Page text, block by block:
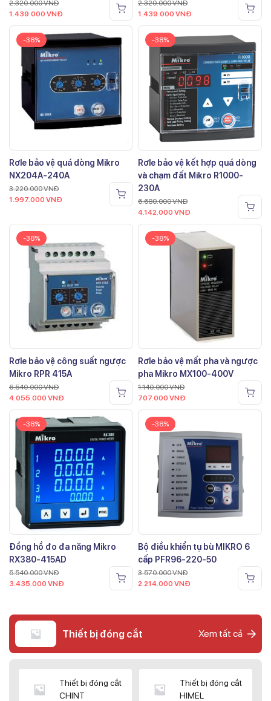
2.320.000VNĐ
1.439.000 VNĐ
2.320.000VNĐ
1.439.000 VNĐ
-38%
Rơle bảo vệ quá dòng Mikro
NX204A-240A
3.220.000VNĐ
1.997.000 VNĐ
-38%
Rơle bảo vệ kết hợp quá dòng
và chạm đất Mikro R1000-
230A
6.680.000VNĐ
4.142.000 VNĐ
-38%
Rơle bảo vệ công suất ngược
Mikro RPR 415A
6.540.000VNĐ
4.055.000 VNĐ
-38%
Rơle bảo vệ mất pha và ngược
pha Mikro MX100-400V
1.140.000VNĐ
707.000 VNĐ
-38%
Đồng hồ đo đa năng Mikro
RX380-415AD
5.540.000VNĐ
3.435.000 VNĐ
-38%
Bộ điều khiển tụ bù MIKRO 6
cấp PFR96-220-50
3.570.000VNĐ
2.214.000 VNĐ
Thiết bị đóng cắt Xem tất cả
Thiết bị đóng cắt
CHINT
Thiết bị đóng cắt
HIMEL